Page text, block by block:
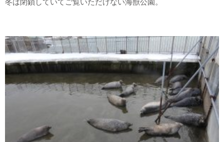
冬は閉鎖していてご覧いただけない海獣公園。